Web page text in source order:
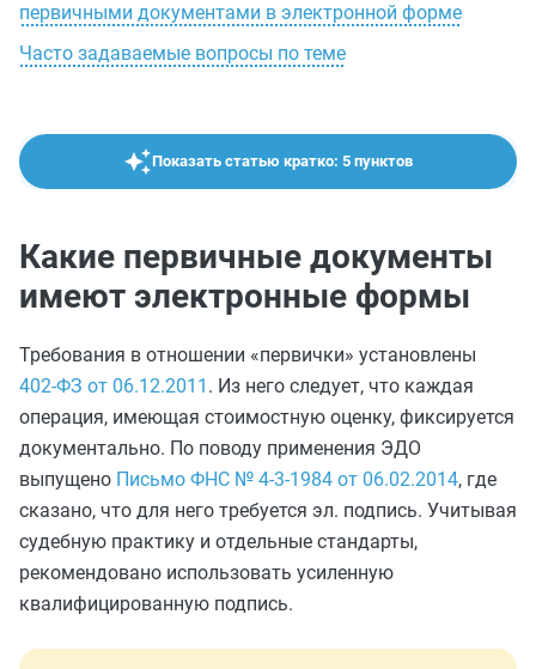
первичными документами в электронной форме
Часто задаваемые вопросы по теме
Показать статью кратко: 5 пунктов
Какие первичные документы
имеют электронные формы
Требования в отношении «первички» установлены
402-ФЗ от 06.12.2011 . Из него следует, что каждая
операция, имеющая стоимостную оценку, фиксируется
документально. По поводу применения ЭДО
выпущено Письмо ФНС № 4-3-1984 от 06.02.2014, где
сказано, что для него требуется эл. подпись. Учитывая
судебную практику и отдельные стандарты,
рекомендовано использовать усиленную
квалифицированную подпись.